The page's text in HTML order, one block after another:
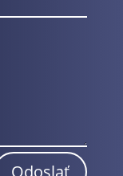
Odoslať